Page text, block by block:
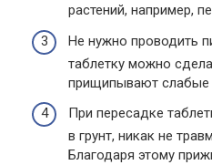
растений, например,
Не нужно проводить
таблетку можно
прищипывают слабые
При пересадке
в грунт, никак не
Благодаря этому